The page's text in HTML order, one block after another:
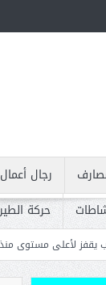
رجال أعمال
حركة
حزيران بعد